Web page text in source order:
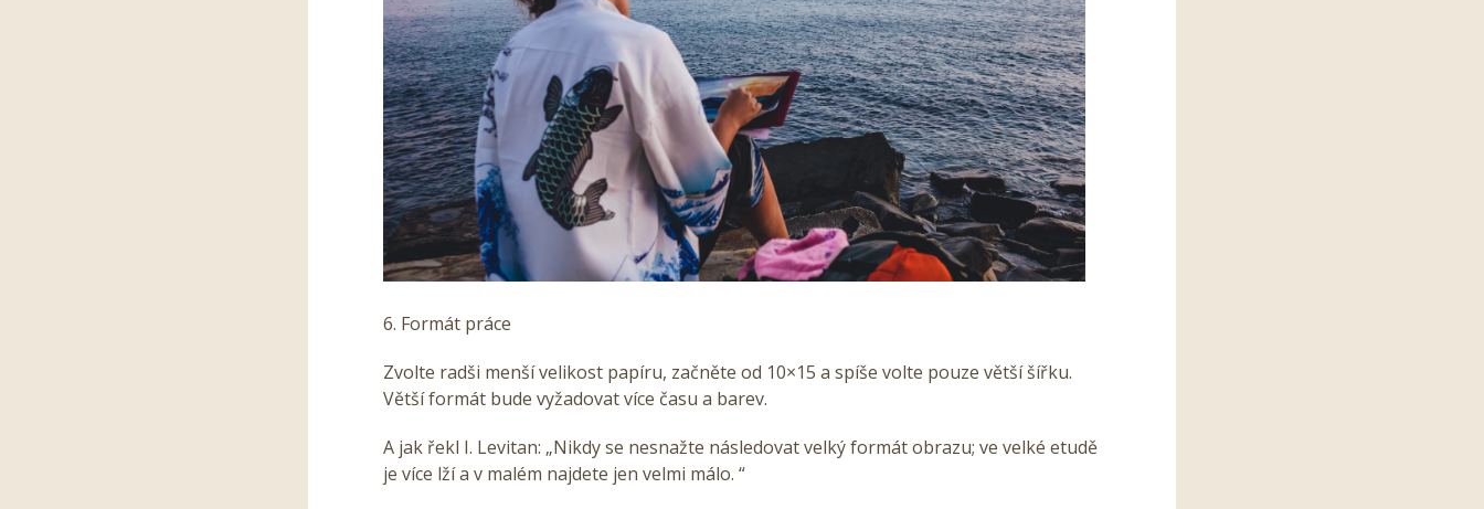
6. Formát práce
Zvolte radši menší velikost papíru, začněte od 10×15 a spíše volte pouze větší šířku.
Větší formát bude vyžadovat více času a barev.
A jak řekl I. Levitan: „Nikdy se nesnažte následovat velký formát obrazu; ve velké etudě
je více lží a v malém najdete jen velmi málo. “